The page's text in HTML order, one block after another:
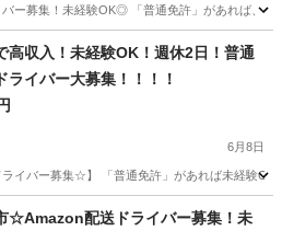
バー募集！未経験OK◎ 「普通免許」があれば、
社用車
高収入！未経験OK！週休2日！普通
ライバー大募集！！！！
6月8日
イバー募集☆】 「普通免許」があれば未経験
☆Amazon配送ドライバー募集！未